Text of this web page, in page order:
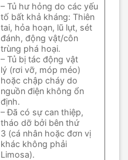
– Tủ hư hỏng do các yếu
tố bất khả kháng: Thiên
tai, hỏa hoạn, lũ lụt, sét
đánh, động vật/côn
trùng phá hoại.
– Tủ bị tác động vật
lý (rơi vỡ, móp méo)
hoặc chập cháy do
nguồn điện không ổn
định.
– Đã có sự can thiệp,
tháo dỡ bởi bên thứ
3 (cá nhân hoặc đơn vị
khác không phải
Limosa).